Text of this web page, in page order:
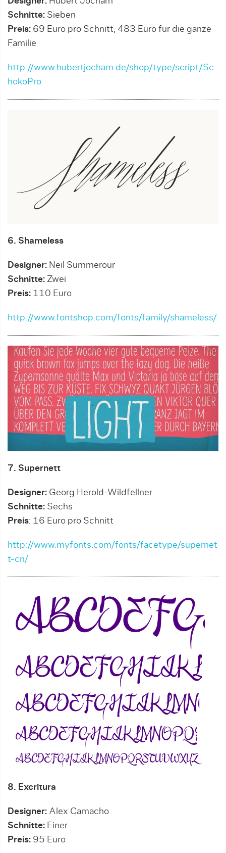
Schnitte: Sieben
Preis: 69 Euro pro Schnitt, 483 Euro für die ganze
Familie
http://www.hubertjocham.de/shop/type/script/Sc
hokoPro
6. Shameless
Designer: Neil Summerour
Schnitte: Zwei
Preis: 110 Euro
http://www.fontshop.com/fonts/family/shameless/
7. Supernett
Designer: Georg Herold-Wildfellner
Schnitte: Sechs
Preis: 16 Euro pro Schnitt
http://www.myfonts.com/fonts/facetype/supernet
t-cn/
8. Excritura
Designer: Alex Camacho
Schnitte: Einer
Preis: 95 Euro